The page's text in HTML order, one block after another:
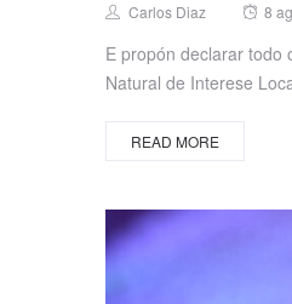
Author
Carlos Diaz 8
E propón declarar todo
Natural de Interese
READ MORE